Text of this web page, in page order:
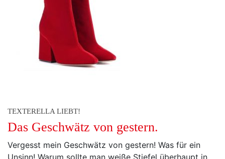
Das Geschwätz von gestern.
Vergesst mein Geschwätz von gestern! Was für ein
Unsinn! Warum sollte man weiße Stiefel überhaupt in